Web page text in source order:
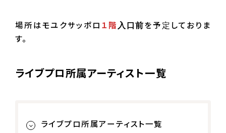
場所はモユクサッポロ １階 入口前を予定しておりま
す。
ライブプロ所属アーティスト一覧
ライブプロ所属アーティスト一覧